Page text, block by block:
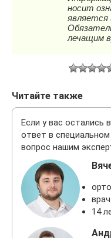
Читайте также
Если у вас остались
ответ в
вопрос нашим
14